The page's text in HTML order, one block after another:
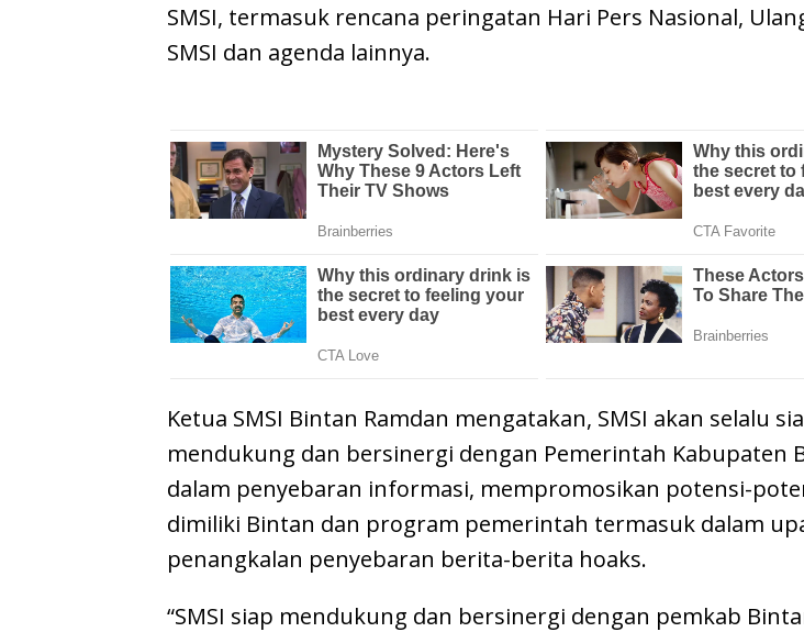
SMSI, termasuk rencana peringatan Hari Pers Nasional,
SMSI dan agenda lainnya.
Ketua SMSI Bintan Ramdan mengatakan, SMSI akan selalu
mendukung dan bersinergi dengan Pemerintah Kabupaten
dalam penyebaran informasi, mempromosikan potensi-
dimiliki Bintan dan program pemerintah termasuk dalam
penangkalan penyebaran berita-berita hoaks.
“SMSI siap mendukung dan bersinergi dengan pemkab